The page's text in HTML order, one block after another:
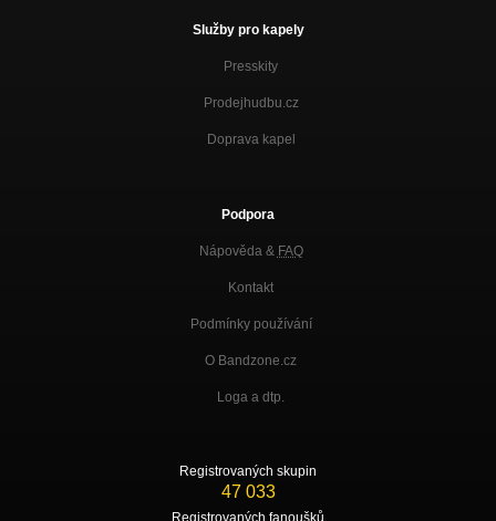
Služby pro kapely
Presskity
Prodejhudbu.cz
Doprava kapel
Podpora
Nápověda & FAQ
Kontakt
Podmínky používání
O Bandzone.cz
Loga a dtp.
Registrovaných skupin
47 033
Registrovaných fanoušků